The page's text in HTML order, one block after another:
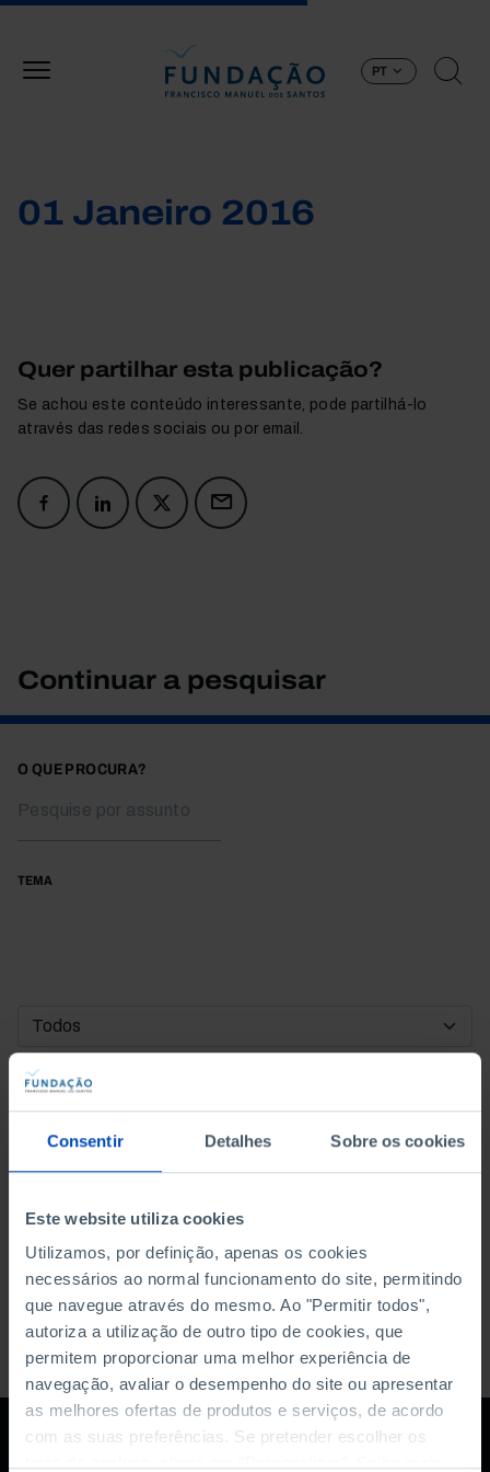
Consentir Detalhes Sobre os cookies
Este website utiliza cookies
Utilizamos, por definição, apenas os cookies
necessários ao normal funcionamento do site, permitindo
que navegue através do mesmo. Ao "Permitir todos",
autoriza a utilização de outro tipo de cookies, que
permitem proporcionar uma melhor experiência de
navegação, avaliar o desempenho do site ou apresentar
as melhores ofertas de produtos e serviços, de acordo
com as suas preferências. Se pretender escolher os
PT
01 Janeiro 2016
Quer partilhar esta publicação?
Se achou este conteúdo interessante, pode partilhá-lo
através das redes sociais ou por email.
Continuar a pesquisar
O QUE PROCURA?
TEMA
DATA DE INÍCIO
DATA DE FIM